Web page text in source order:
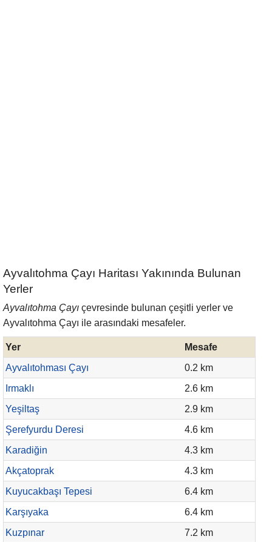
Ayvalıtohma Çayı Haritası Yakınında Bulunan
Yerler
Ayvalıtohma Çayı çevresinde bulunan çeşitli yerler ve
Ayvalıtohma Çayı ile arasındaki mesafeler.
Yer
Mesafe
Ayvalıtohması Çayı
0.2 km
Irmaklı
2.6 km
Yeşiltaş
2.9 km
Şerefyurdu Deresi
4.6 km
Karadiğin
4.3 km
Akçatoprak
4.3 km
Kuyucakbaşı Tepesi
6.4 km
Karşıyaka
6.4 km
Kuzpınar
7.2 km